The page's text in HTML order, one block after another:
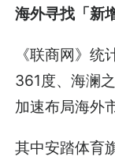
海外寻找「新
《联商网》统
361度、海澜
加速布局海外
其中安踏体育